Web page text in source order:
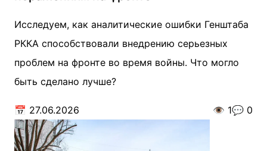
Исследуем, как аналитические ошибки Генштаба
РККА способствовали внедрению серьезных
проблем на фронте во время войны. Что могло
быть сделано лучше?
📅 27.06.2026 👁️ 1💬 0